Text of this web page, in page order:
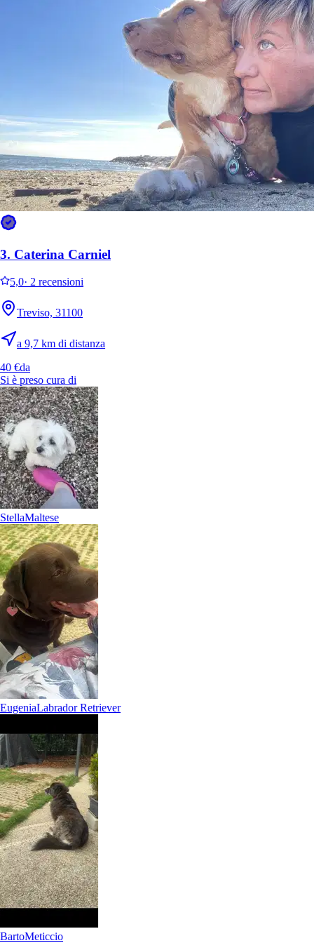
5.Francesca Ros
Nuovo
Gorgo al Monticano, 31040
a 30,4 km di distanza
40 €da
3. Caterina Carniel
5,0· 2 recensioni
Treviso, 31100
a 9,7 km di distanza
40 €da
Si è preso cura di
StellaMaltese
EugeniaLabrador Retriever
BartoMeticcio